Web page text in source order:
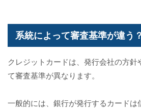
系統によって審査基準が違う？
クレジットカードは、発行会社の方針
て審査基準が異なります。
一般的には、銀行が発行するカードは